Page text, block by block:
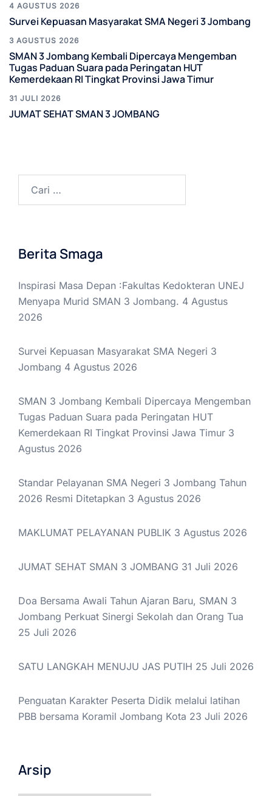
4 AGUSTUS 2026
Survei Kepuasan Masyarakat SMA Negeri 3 Jombang
3 AGUSTUS 2026
SMAN 3 Jombang Kembali Dipercaya Mengemban
Tugas Paduan Suara pada Peringatan HUT
Kemerdekaan RI Tingkat Provinsi Jawa Timur
31 JULI 2026
JUMAT SEHAT SMAN 3 JOMBANG
untuk:
Berita Smaga
Inspirasi Masa Depan :Fakultas Kedokteran UNEJ
Menyapa Murid SMAN 3 Jombang. 4 Agustus
2026
Survei Kepuasan Masyarakat SMA Negeri 3
Jombang 4 Agustus 2026
SMAN 3 Jombang Kembali Dipercaya Mengemban
Tugas Paduan Suara pada Peringatan HUT
Kemerdekaan RI Tingkat Provinsi Jawa Timur 3
Agustus 2026
Standar Pelayanan SMA Negeri 3 Jombang Tahun
2026 Resmi Ditetapkan 3 Agustus 2026
MAKLUMAT PELAYANAN PUBLIK 3 Agustus 2026
JUMAT SEHAT SMAN 3 JOMBANG 31 Juli 2026
Doa Bersama Awali Tahun Ajaran Baru, SMAN 3
Jombang Perkuat Sinergi Sekolah dan Orang Tua
25 Juli 2026
SATU LANGKAH MENUJU JAS PUTIH 25 Juli 2026
Penguatan Karakter Peserta Didik melalui latihan
PBB bersama Koramil Jombang Kota 23 Juli 2026
Arsip